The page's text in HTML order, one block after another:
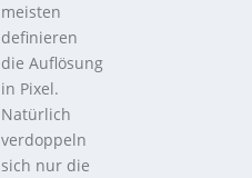
meisten
definieren
die Auflösung
in Pixel.
Natürlich
verdoppeln
sich nur die